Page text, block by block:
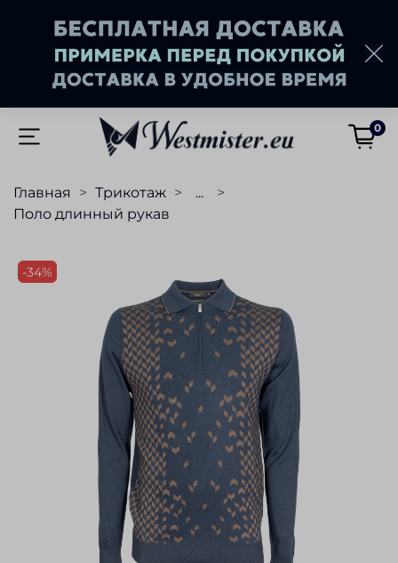
0
Главная Трикотаж
...
Поло длинный рукав
-34%